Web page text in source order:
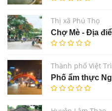
Thị xã Phú Thọ
Thành phố Việt Trì